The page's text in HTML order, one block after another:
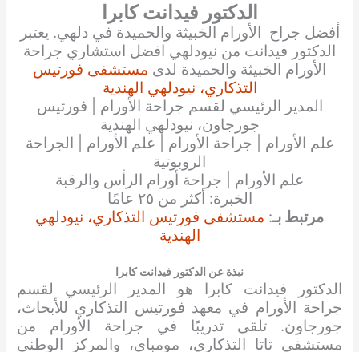
الدكتور فيدانت كابرا
أفضل جراح الأورام الخبيثة والحميدة في دلهي. يعتبر
الدكتور فيدانت من نيودلهي افضل استشاري جراحة
الأورام الخبيثة والحميدة لدى مستشفى فورتيس
التذكاري، نيودلهي الهندية
المدير الرئيسي لقسم جراحة الأورام | فورتيس
جورجاون، نيودلهي الهندية
علم الأورام | جراحة الأورام | علم الأورام | الجراحة
الروبوتية
علم الأورام | جراحة أورام الرأس والرقبة
الخبرة: أكثر من ٢٥ عامًا
مرتبط بـ: مستشفى فورتيس التذكاري، نيودلهي
الهندية
نبذة عن الدكتور فيدانت كابرا
الدكتور فيدانت كابرا هو المدير الرئيسي لقسم
جراحة الأورام في معهد فورتيس التذكاري للأبحاث،
جورجاون. تلقى تدريبًا في جراحة الأورام من
مستشفى تاتا التذكاري، مومباي، والمركز الوطني